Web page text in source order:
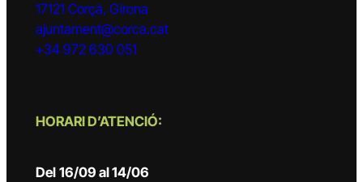
17121 Corçà, Girona
ajuntament@corca.cat
+34 972 630 051
HORARI D’ATENCIÓ:
Del 16/09 al 14/06